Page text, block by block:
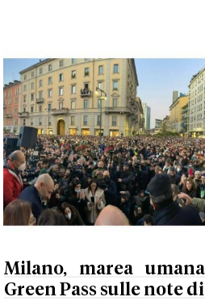
Milano, marea
Green Pass sulle note